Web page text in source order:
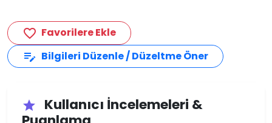
favorite_border Favorilere Ekle
edit_note Bilgileri Düzenle / Düzeltme Öner
star
Kullanıcı İncelemeleri &